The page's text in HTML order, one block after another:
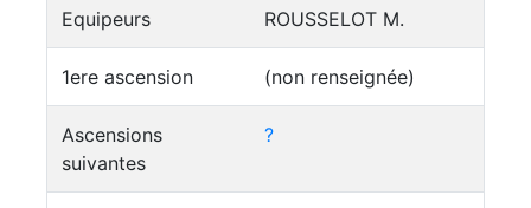
Equipeurs ROUSSELOT M.
1ere ascension (non renseignée)
Ascensions
suivantes
?